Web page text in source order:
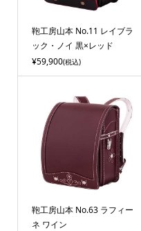
鞄工房山本 No.11 レイブラ
ック・ノイ 黒×レッド
¥59,900(税込)
鞄工房山本 No.63 ラフィー
ネ ワイン